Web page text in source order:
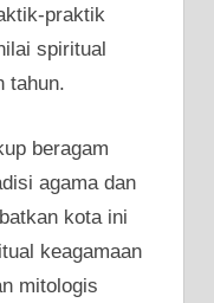
praktik
spiritual
tahun.
beragam
agama dan
kota ini
keagamaan
mitologis